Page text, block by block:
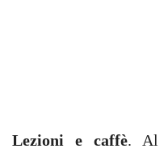
Lezioni e caffè. Al